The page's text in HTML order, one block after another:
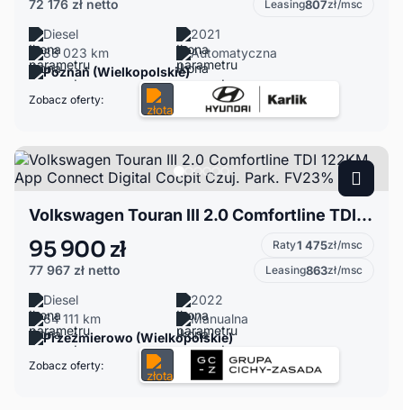
72 176 zł netto
Leasing807zł/msc
Diesel
2021
88 023 km
Automatyczna
Poznań (Wielkopolskie)
Zobacz oferty:
Volkswagen Touran III 2.0 Comfortline TDI 122KM App Connect Digital Cocpit Czuj. Park. FV23%
95 900 zł
77 967 zł netto
Raty1 475zł/msc
Leasing863zł/msc
Diesel
2022
64 111 km
Manualna
Przeźmierowo (Wielkopolskie)
Zobacz oferty: